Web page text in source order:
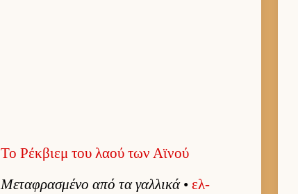
Το Ρέκβιεμ του λαού των Αϊνού
Μεταφρασμένο από τα γαλ­λικά•ελ­